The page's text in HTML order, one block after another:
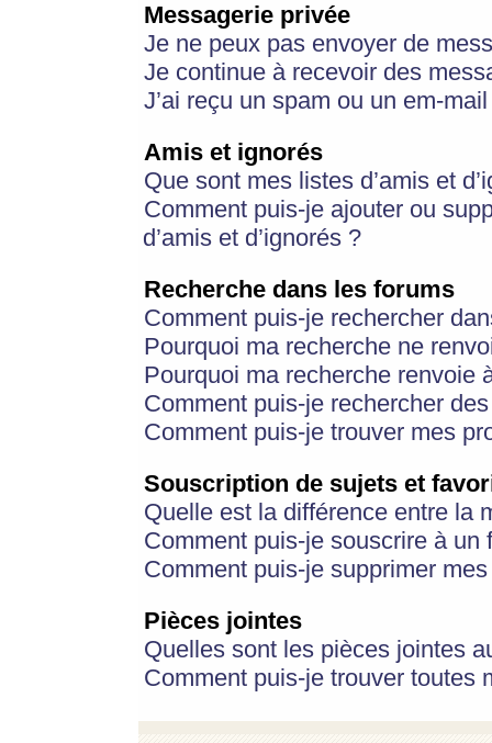
Messagerie privée
Je ne peux pas envoyer de
Je continue à recevoir des
J’ai reçu un spam ou un em-
Amis et ignorés
Que sont mes listes d’amis et
Comment puis-je ajouter ou
d’amis et d’ignorés ?
Recherche dans les forums
Comment puis-je rechercher
Pourquoi ma recherche ne
Pourquoi ma recherche renvoie
Comment puis-je rechercher
Comment puis-je trouver mes
Souscription de sujets et
Quelle est la différence entre la
Comment puis-je souscrire à
Comment puis-je supprimer
Pièces jointes
Quelles sont les pièces jointes
Comment puis-je trouver toutes